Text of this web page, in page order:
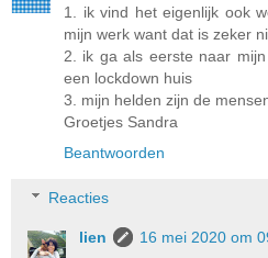
1. ik vind het eigenlijk ook
mijn werk want dat is zeker
2. ik ga als eerste naar
een lockdown huis
3. mijn helden zijn de
Groetjes Sandra
Beantwoorden
Reacties
lien
16 mei 2020 om